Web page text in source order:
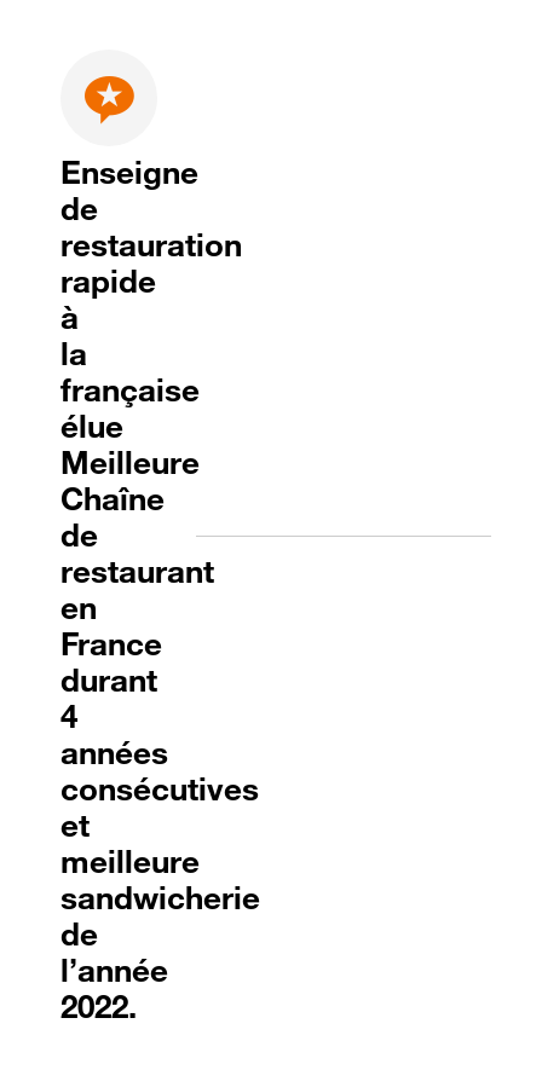
Enseigne
de
restauration
rapide
à
la
française
élue
Meilleure
Chaîne
de
restaurant
en
France
durant
4
années
consécutives
et
meilleure
sandwicherie
de
l’année
2022.